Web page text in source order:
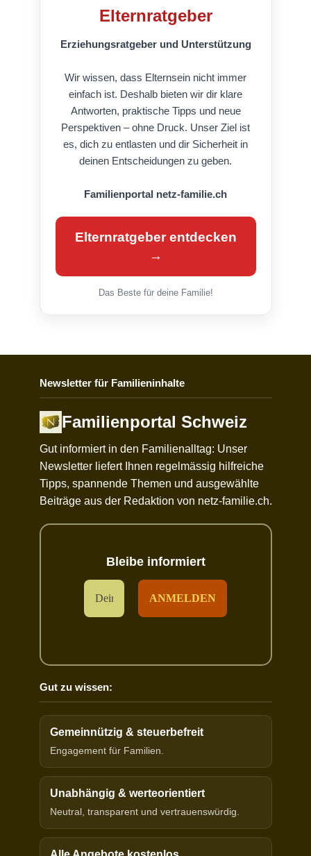
Elternratgeber
Erziehungsratgeber und Unterstützung
Wir wissen, dass Elternsein nicht immer
einfach ist. Deshalb bieten wir dir klare
Antworten, praktische Tipps und neue
Perspektiven – ohne Druck. Unser Ziel ist
es, dich zu entlasten und dir Sicherheit in
deinen Entscheidungen zu geben.
Familienportal netz-familie.ch
Elternratgeber entdecken
→
Das Beste für deine Familie!
Newsletter für Familieninhalte
Familienportal Schweiz
Gut informiert in den Familienalltag: Unser
Newsletter liefert Ihnen regelmässig hilfreiche
Tipps, spannende Themen und ausgewählte
Beiträge aus der Redaktion von netz-familie.ch.
Bleibe informiert
Gut zu wissen:
Gemeinnützig & steuerbefreit
Engagement für Familien.
Unabhängig & werteorientiert
Neutral, transparent und vertrauenswürdig.